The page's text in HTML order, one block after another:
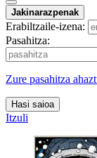
Jakinarazpenak
Erabiltzaile-izena:
Pasahitza:
Zure pasahitza
Hasi saioa
Itzuli